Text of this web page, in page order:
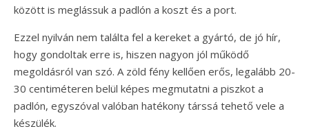
között is meglássuk a padlón a koszt és a port.
Ezzel nyilván nem találta fel a kereket a gyártó, de jó hír,
hogy gondoltak erre is, hiszen nagyon jól működő
megoldásról van szó. A zöld fény kellően erős, legalább 20-
30 centiméteren belül képes megmutatni a piszkot a
padlón, egyszóval valóban hatékony társsá tehető vele a
készülék.